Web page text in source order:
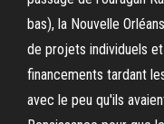
bas), la Nouvelle
de projets individuels
financements tardant
avec le peu qu'ils